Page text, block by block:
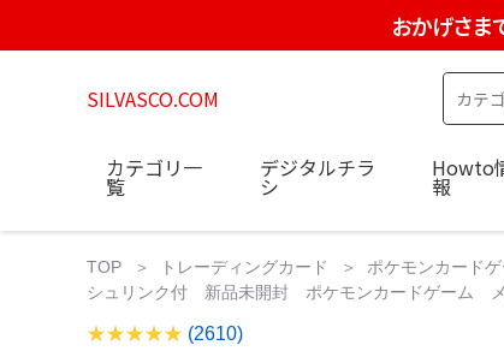
おかげさ
SILVASCO.COM
カテゴリ一
覧
デジタルチラ
シ
Howto
報
TOP トレーディングカード
ポケモンカードゲ
シュリンク付 新品未開封 ポケモンカードゲーム メ
(2610)